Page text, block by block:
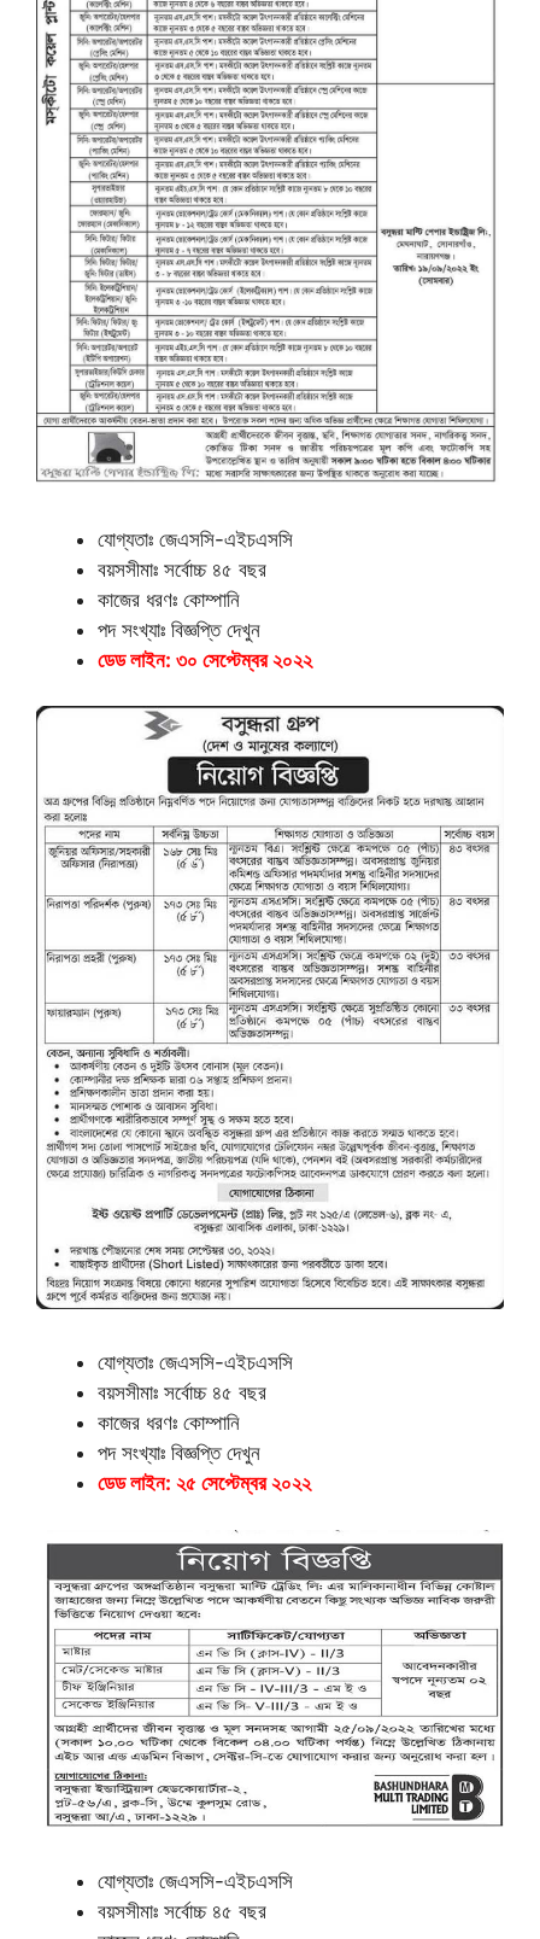
যোগ্যতাঃ জেএসসি-এইচএসসি
বয়সসীমাঃ সর্বোচ্চ ৪৫ বছর
কাজের ধরণঃ কোম্পানি
পদ সংখ্যাঃ বিজ্ঞপ্তি দেখুন
ডেড লাইন: ৩০ সেপ্টেম্বর ২০২২
যোগ্যতাঃ জেএসসি-এইচএসসি
বয়সসীমাঃ সর্বোচ্চ ৪৫ বছর
কাজের ধরণঃ কোম্পানি
পদ সংখ্যাঃ বিজ্ঞপ্তি দেখুন
ডেড লাইন: ২৫ সেপ্টেম্বর ২০২২
যোগ্যতাঃ জেএসসি-এইচএসসি
বয়সসীমাঃ সর্বোচ্চ ৪৫ বছর